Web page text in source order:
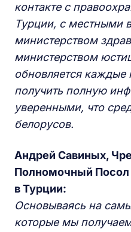
контакте с
Турции, с местными
министерством
министерством
обновляется
получить полную
уверенными, что
белорусов.
Андрей Савиных,
Полномочный Посол
в Турции:
Основываясь на
которые мы